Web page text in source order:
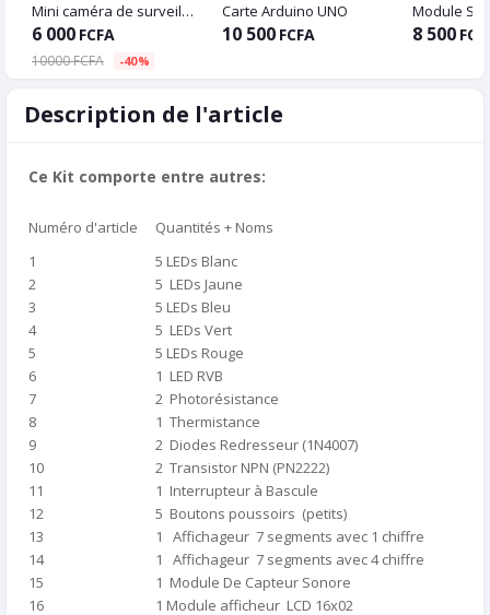
Mini caméra de surveillance
6 000 FCFA
10000 FCFA -40%
Carte Arduino UNO
10 500 FCFA 8 500
Description de l'article
Ce Kit comporte entre autres:
Numéro d'article
Quantités + Noms
1
5 LEDs Blanc
2
5 LEDs Jaune
3
5 LEDs Bleu
4
5 LEDs Vert
5
5 LEDs Rouge
6
1 LED RVB
7
2 Photorésistance
8
1 Thermistance
9
2 Diodes Redresseur (1N4007)
10
2 Transistor NPN (PN2222)
11
1 Interrupteur à Bascule
12
5 Boutons poussoirs (petits)
13
1 Affichageur 7 segments avec 1 chiffre
14
1 Affichageur 7 segments avec 4 chiffre
15
1 Module De Capteur Sonore
16
1 Module afficheur LCD 16x02